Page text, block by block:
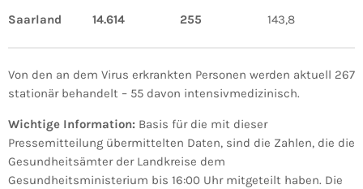
Saarland 14.614 255 143,8
Von den an dem Virus erkrankten Personen werden aktuell 267
stationär behandelt – 55 davon intensivmedizinisch.
Wichtige Information: Basis für die mit dieser
Pressemitteilung übermittelten Daten, sind die Zahlen, die die
Gesundheitsämter der Landkreise dem
Gesundheitsministerium bis 16:00 Uhr mitgeteilt haben. Die